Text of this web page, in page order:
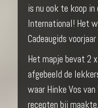
is nu ook te koop
International! Het
Cadeaugids
Het mapje bevat 2
afgebeeld de
waar Hinke Vos
recepten bij